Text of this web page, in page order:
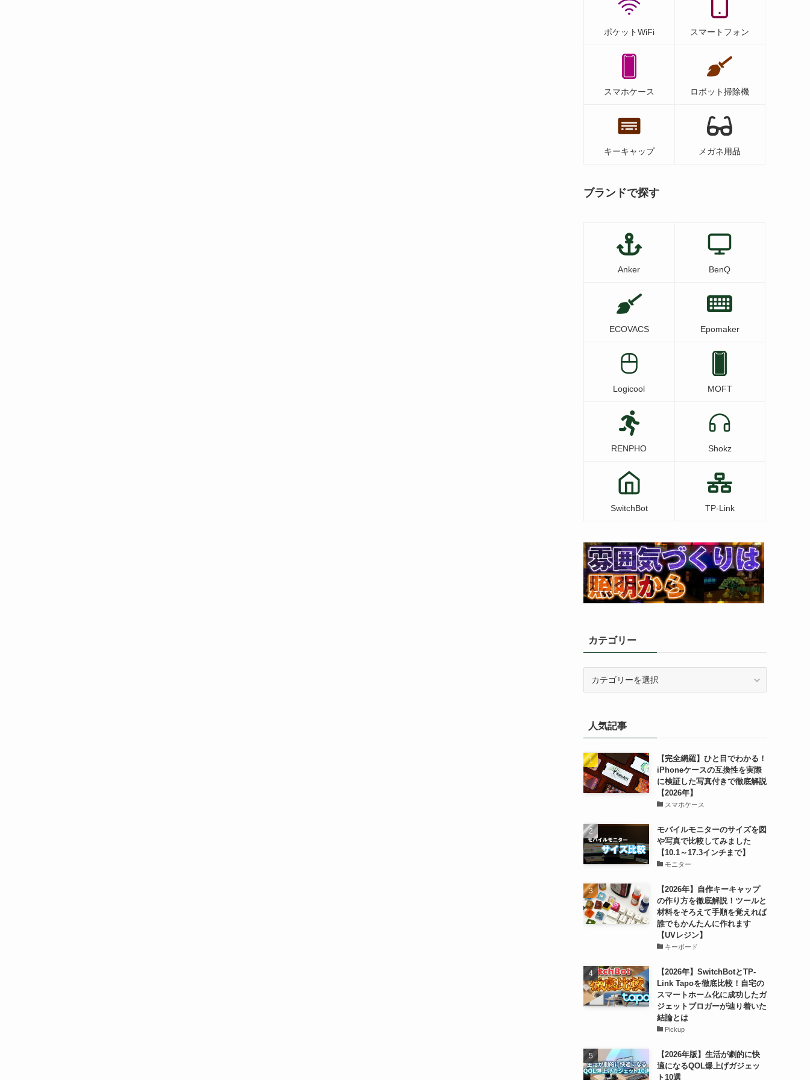
ポケットWiFi スマートフォン
スマホケース ロボット掃除機
キーキャップ メガネ用品
ブランドで探す
Anker BenQ
ECOVACS Epomaker
Logicool MOFT
RENPHO Shokz
SwitchBot TP-Link
カテゴリー
ー人気記事
【完全網羅】ひと目でわかる！
iPhoneケースの互換性を実際
に検証した写真付きで徹底解説
【2026年】
スマホケース
モバイルモニターのサイズを図
や写真で比較してみました
【10.1～17.3インチまで】
モニター
【2026年】自作キーキャップ
の作り方を徹底解説！ツールと
材料をそろえて手順を覚えれば
誰でもかんたんに作れます
【UVレジン】
キーボード
【2026年】SwitchBotとTP-
Link Tapoを徹底比較！自宅の
スマートホーム化に成功したガ
ジェットブロガーが辿り着いた
結論とは
Pickup
【2026年版】生活が劇的に快
適になるQOL爆上げガジェッ
ト10選